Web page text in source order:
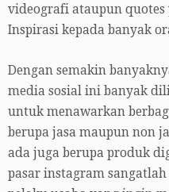
videografi ataupun quotes
Inspirasi kepada banyak
Dengan semakin
media sosial ini banyak
untuk menawarkan
berupa jasa maupun non
ada juga berupa produk
pasar instagram